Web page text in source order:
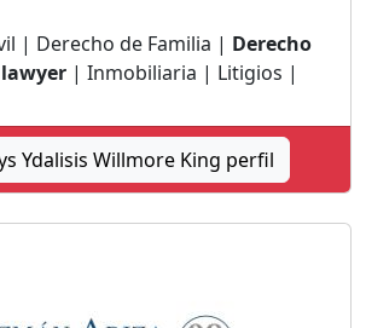
| Derecho de Familia | Derecho
| Inmobiliaria | Litigios |
Ydalisis Willmore King perfil